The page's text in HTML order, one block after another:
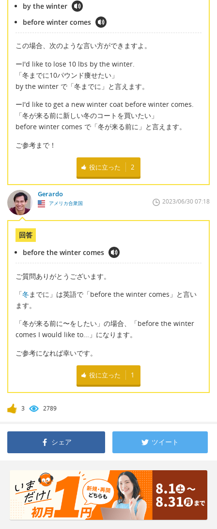
by the winter
before winter comes
この場合、次のような言い方ができますよ。
ーI'd like to lose 10 lbs by the winter.
「冬までに10パウンド痩せたい」
by the winter で「冬までに」と言えます。
ーI'd like to get a new winter coat before winter comes.
「冬が来る前に新しい冬のコートを買いたい」
before winter comes で「冬が来る前に」と言えます。
ご参考まで！
役に立った 2
Gerardo
アメリカ合衆国 2023/06/30 07:18
回答
before the winter comes
ご質問ありがとうございます。
「冬までに」は英語で「before the winter comes」と言い
ます。
「冬が来る前に〜をしたい」の場合、「before the winter
comes I would like to...」になります。
ご参考になれば幸いです。
役に立った 1
3 2789
シェア ツイート